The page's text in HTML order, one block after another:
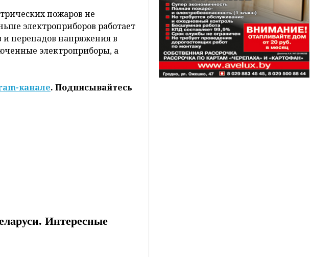
пожаров не
электроприборов работает
и перепадов напряжения в
электроприборы, а
канале. Подписывайтесь
Интересные